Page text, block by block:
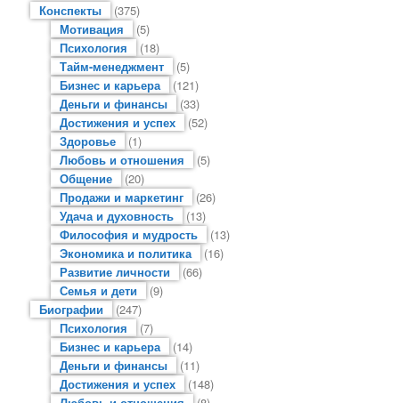
Конспекты
(375)
Мотивация
(5)
Психология
(18)
Тайм-менеджмент
(5)
Бизнес и карьера
(121)
Деньги и финансы
(33)
Достижения и успех
(52)
Здоровье
(1)
Любовь и отношения
(5)
Общение
(20)
Продажи и маркетинг
(26)
Удача и духовность
(13)
Философия и мудрость
(13)
Экономика и политика
(16)
Развитие личности
(66)
Семья и дети
(9)
Биографии
(247)
Психология
(7)
Бизнес и карьера
(14)
Деньги и финансы
(11)
Достижения и успех
(148)